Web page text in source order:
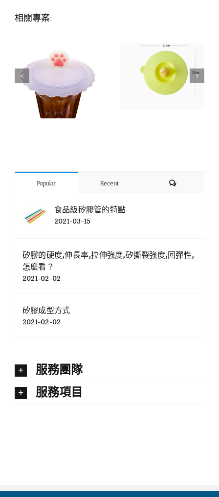
相關專案:
Popular Recent Comments
食品級矽膠管的特點
2021-03-15
矽膠的硬度,伸長率,拉伸強度,矽撕裂強度,回彈性,
怎麼看？
2021-02-02
矽膠成型方式
2021-02-02
服務團隊
服務項目